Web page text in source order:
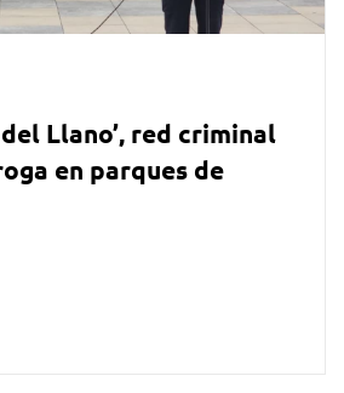
Llano’, red criminal
en parques de